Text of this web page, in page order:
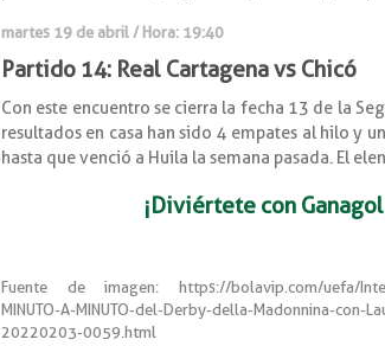
martes 19 de abril / Hora: 19:40
Partido 14: Real Cartagena vs Chicó
Con este encuentro se cierra la fecha 13 de la
resultados en casa han sido 4 empates al hilo y
hasta que venció a Huila la semana pasada. El
¡Diviértete con
Fuente de imagen: https://bolavip.com/uefa/Inter-
MINUTO-A-MINUTO-del-Derby-della-Madonnina-con-
20220203-0059.html